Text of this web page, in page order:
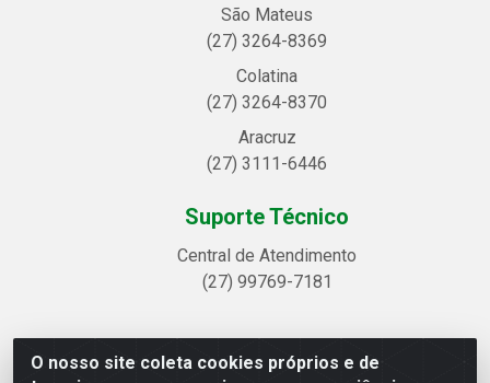
O nosso site coleta cookies próprios e de
São Mateus
(27) 3264-8369
Colatina
(27) 3264-8370
Aracruz
(27) 3111-6446
Suporte Técnico
Central de Atendimento
(27) 99769-7181
Linhavix Distribuidora LTDA - Avenida Alegre, 2521 -